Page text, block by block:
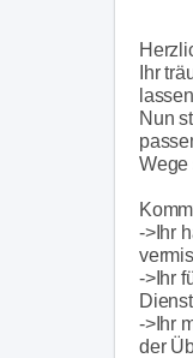
Ihr
Nun
Wege
->Ihr
->Ihr
->Ihr
der